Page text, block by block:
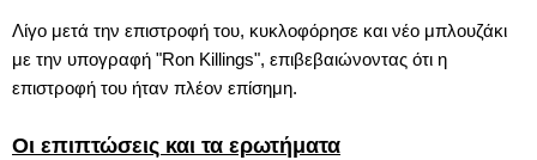
Λίγο μετά την επιστροφή του, κυκλοφόρησε και νέο μπλουζάκι
με την υπογραφή "Ron Killings", επιβεβαιώνοντας ότι η
επιστροφή του ήταν πλέον επίσημη.
Οι επιπτώσεις και τα ερωτήματα